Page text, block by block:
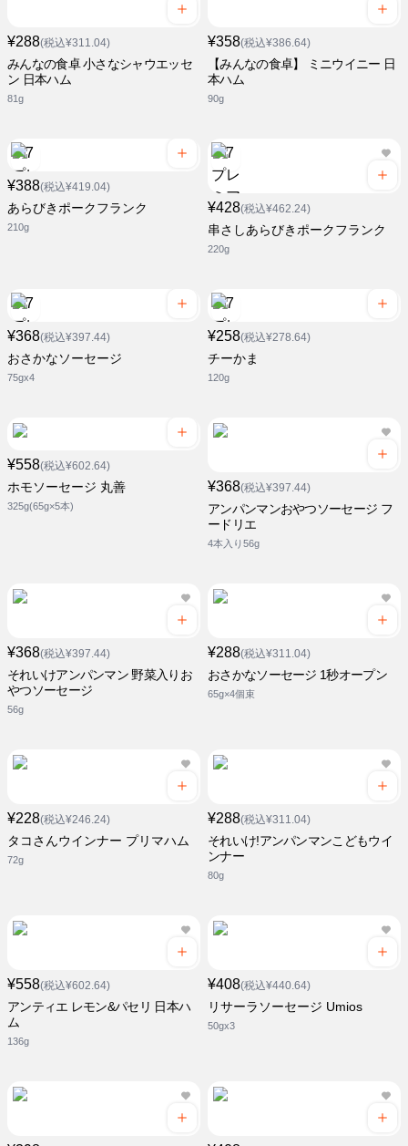
¥288(税込¥311.04)
みんなの食卓 小さなシャウエッセ
ン 日本ハム
81g
¥358(税込¥386.64)
【みんなの食卓】 ミニウイニー 日
本ハム
90g
¥388(税込¥419.04)
あらびきポークフランク
210g
¥428(税込¥462.24)
串さしあらびきポークフランク
220g
¥368(税込¥397.44)
おさかなソーセージ
75gx4
¥258(税込¥278.64)
チーかま
120g
¥558(税込¥602.64)
ホモソーセージ 丸善
325g(65g×5本)
¥368(税込¥397.44)
アンパンマンおやつソーセージ フ
ードリエ
4本入り56g
¥368(税込¥397.44)
それいけアンパンマン 野菜入りお
やつソーセージ
56g
¥288(税込¥311.04)
おさかなソーセージ 1秒オープン
65g×4個束
¥228(税込¥246.24)
タコさんウインナー プリマハム
72g
¥288(税込¥311.04)
それいけ!アンパンマンこどもウイ
ンナー
80g
¥558(税込¥602.64)
アンティエ レモン&パセリ 日本ハ
ム
136g
¥408(税込¥440.64)
リサーラソーセージ Umios
50gx3